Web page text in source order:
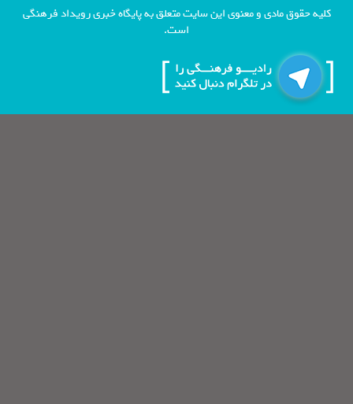
مادی و معنوی این سایت متعلق به پایگاه خبری رویداد فرهنگی